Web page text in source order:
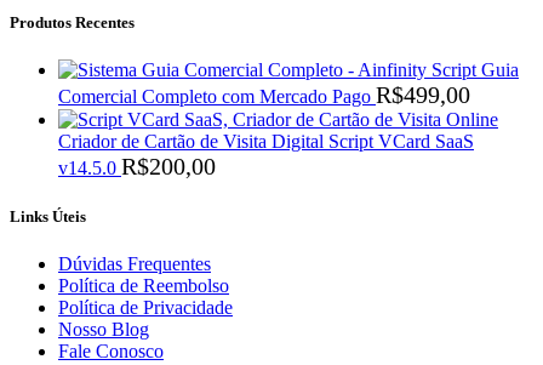
Produtos Recentes
Script Guia
Comercial Completo com Mercado Pago R$499,00
Criador de Cartão de Visita Digital Script VCard SaaS
v14.5.0 R$200,00
Links Úteis
Dúvidas Frequentes
Política de Reembolso
Política de Privacidade
Nosso Blog
Fale Conosco